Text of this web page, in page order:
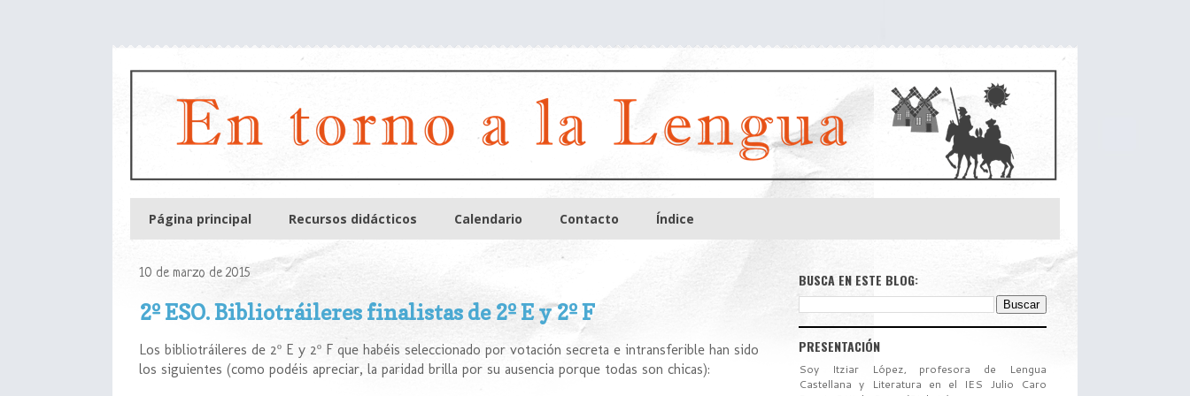
Página principal Recursos didácticos Calendario Contacto Índice
10 de marzo de 2015
2º ESO. Bibliotráileres finalistas de 2º E y 2º F
Los bibliotráileres de 2º E y 2º F que habéis seleccionado por votación secreta e intransferible han sido
los siguientes (como podéis apreciar, la paridad brilla por su ausencia porque todas son chicas):
BUSCA EN ESTE BLOG:
PRESENTACIÓN
Soy Itziar López, profesora de Lengua
Castellana y Literatura en el IES Julio Caro